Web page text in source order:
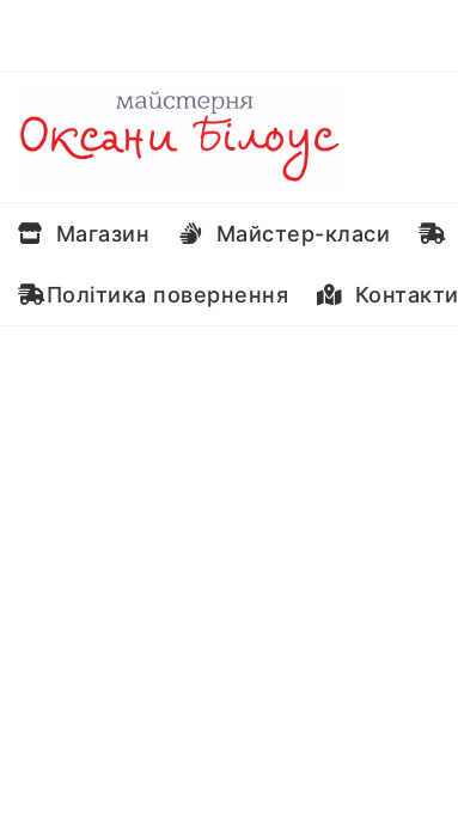
Магазин Майстер-класи
Політика повернення Контакти